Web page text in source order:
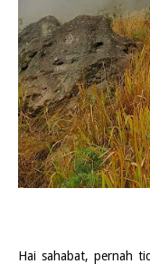
Hai sahabat, pernah